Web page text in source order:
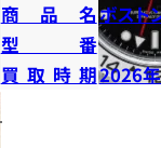
商品名ボスト
型番
買取時期2026